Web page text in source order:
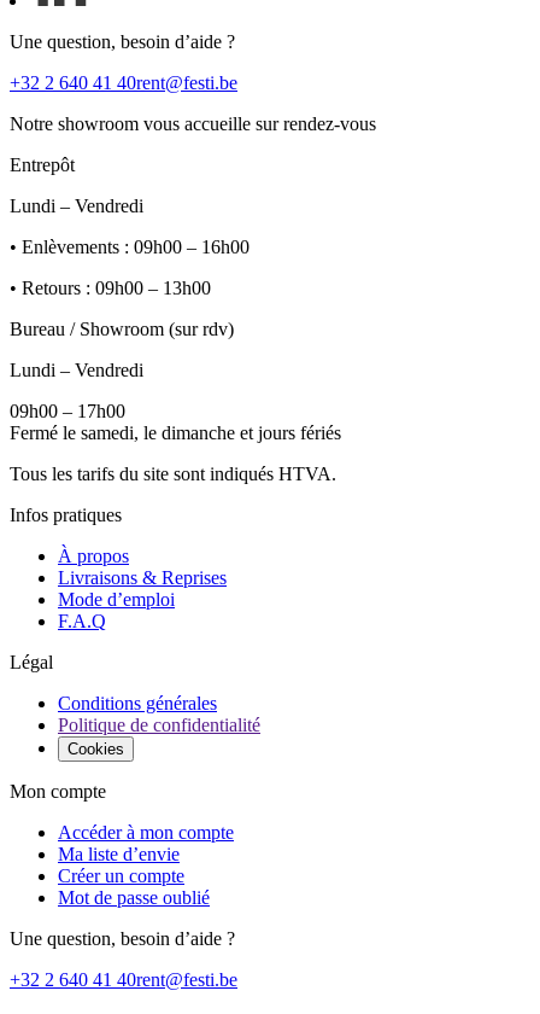
Une question, besoin d’aide ?
+32 2 640 41 40rent@festi.be
Notre showroom vous accueille sur rendez-vous
Entrepôt
Lundi – Vendredi
• Enlèvements : 09h00 – 16h00
• Retours : 09h00 – 13h00
Bureau / Showroom (sur rdv)
Lundi – Vendredi
09h00 – 17h00
Fermé le samedi, le dimanche et jours fériés
Tous les tarifs du site sont indiqués HTVA.
Infos pratiques
À propos
Livraisons & Reprises
Mode d’emploi
F.A.Q
Légal
Conditions générales
Politique de confidentialité
Cookies
Mon compte
Accéder à mon compte
Ma liste d’envie
Créer un compte
Mot de passe oublié
Une question, besoin d’aide ?
+32 2 640 41 40rent@festi.be